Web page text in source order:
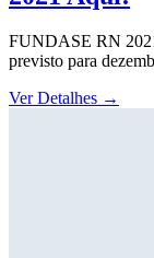
FUNDASE RN
previsto para
Ver Detalhes →